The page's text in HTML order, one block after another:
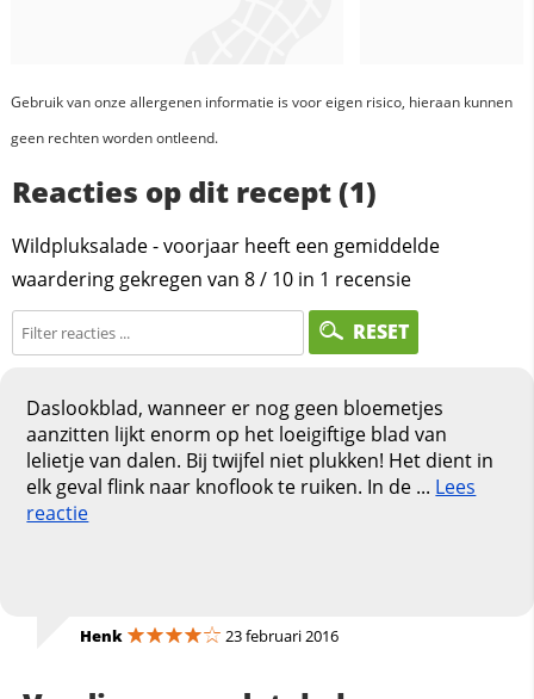
Gebruik van onze allergenen informatie is voor eigen risico, hieraan kunnen
geen rechten worden ontleend.
Reacties op dit recept (1)
Wildpluksalade - voorjaar heeft een gemiddelde
waardering gekregen van 8/ 10 in 1 recensie
RESET
Daslookblad, wanneer er nog geen bloemetjes
aanzitten lijkt enorm op het loeigiftige blad van
lelietje van dalen. Bij twijfel niet plukken! Het dient in
elk geval flink naar knoflook te ruiken. In de ... Lees
reactie
Henk 23 februari 2016